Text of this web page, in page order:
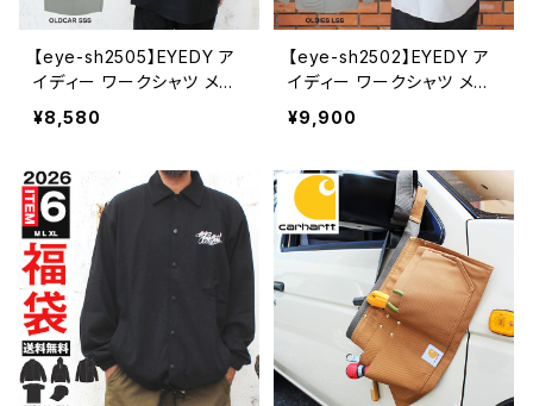
【eye-sh2505】EYEDY ア
イディー ワークシャツ メン
ズ 長袖 S M L GRAY NAV
Y グレー ネイビー 大きめ
¥8,580
【eye-sh2502】EYEDY ア
イディー ワークシャツ メン
ズ 長袖 S M L GRAY NAV
Y グレー ネイビー 大きめ
¥9,900